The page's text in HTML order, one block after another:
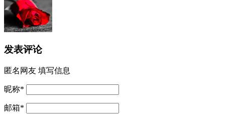
发表评论
匿名网友 填写信息
昵称*
邮箱*